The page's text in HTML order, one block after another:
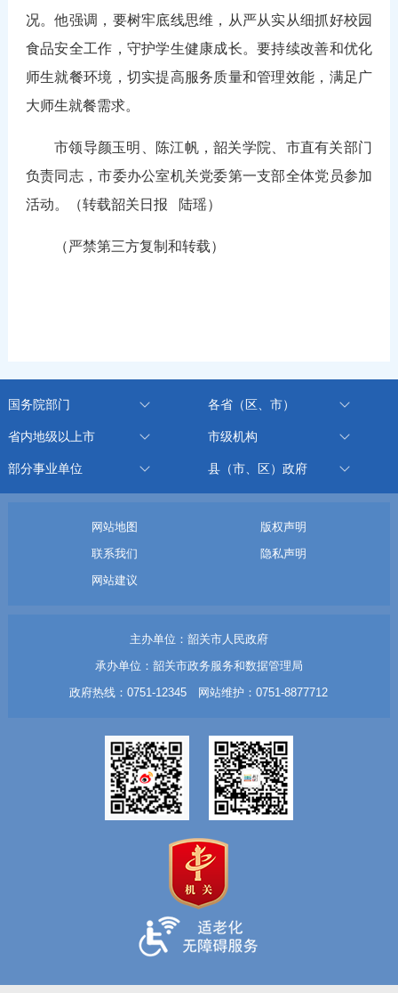
况。他强调，要树牢底线思维，从严从实从细抓好校园
食品安全工作，守护学生健康成长。要持续改善和优化
师生就餐环境，切实提高服务质量和管理效能，满足广
大师生就餐需求。
市领导颜玉明、陈江帆，韶关学院、市直有关部门
负责同志，市委办公室机关党委第一支部全体党员参加
活动。（转载韶关日报
陆瑶）
（严禁第三方复制和转载）
国务院部门 各省（区、市）
省内地级以上市 市级机构
部分事业单位 县（市、区）政府
网站地图
版权声明
联系我们
隐私声明
网站建议
主办单位：韶关市人民政府
承办单位：韶关市政务服务和数据管理局
政府热线：0751-12345 网站维护：0751-8877712